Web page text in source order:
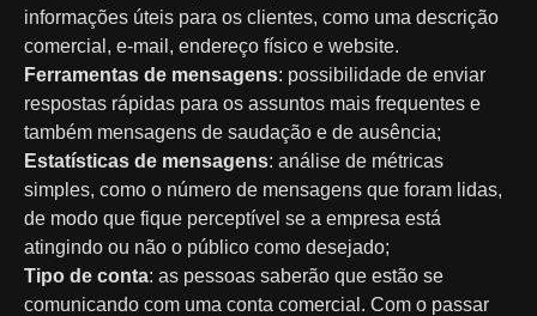
informações úteis para os clientes, como uma descrição
comercial, e-mail, endereço físico e website.
Ferramentas de mensagens: possibilidade de enviar
respostas rápidas para os assuntos mais frequentes e
também mensagens de saudação e de ausência;
Estatísticas de mensagens: análise de métricas
simples, como o número de mensagens que foram lidas,
de modo que fique perceptível se a empresa está
atingindo ou não o público como desejado;
Tipo de conta: as pessoas saberão que estão se
comunicando com uma conta comercial. Com o passar